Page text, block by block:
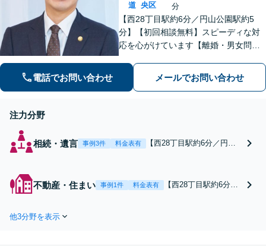
道 央区
分
【西28丁目駅約6分／円山公園駅約5
分】【初回相談無料】スピーディな対
応を心がけています【離婚・男女問
に強い【相続】分割協議や調停の実績
電話でお問い合わせ メールでお問い合わせ
注力分野
相続・遺言 事例3件 料金表有
【西28丁目駅約6分／円山
ご相談を！遺留分や相続放
棄に関するトラブルや手続
不動産・住まい 事例1件 料金表有
【西28丁目駅約6分／
制執行、スピード重視
他3分野を表示